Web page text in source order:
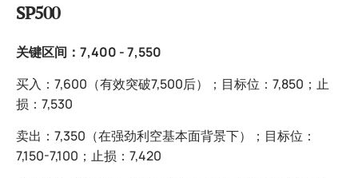
SP500
关键区间：7,400 - 7,550
买入：7,600（有效突破7,500后）；目标位：7,850；止
损：7,530
卖出：7,350（在强劲利空基本面背景下）；目标位：
7,150-7,100；止损：7,420